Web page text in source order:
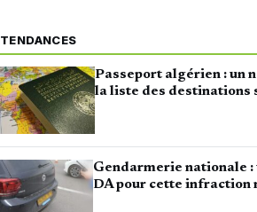
TENDANCES
Passeport algérien : un
la liste des destinations
Gendarmerie nationale :
DA pour cette infraction